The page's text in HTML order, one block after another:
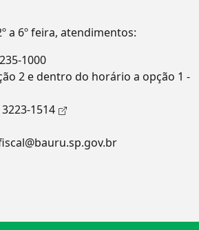
a 6º feira, atendimentos:
1000
2 e dentro do horário a opção 1 -
1514